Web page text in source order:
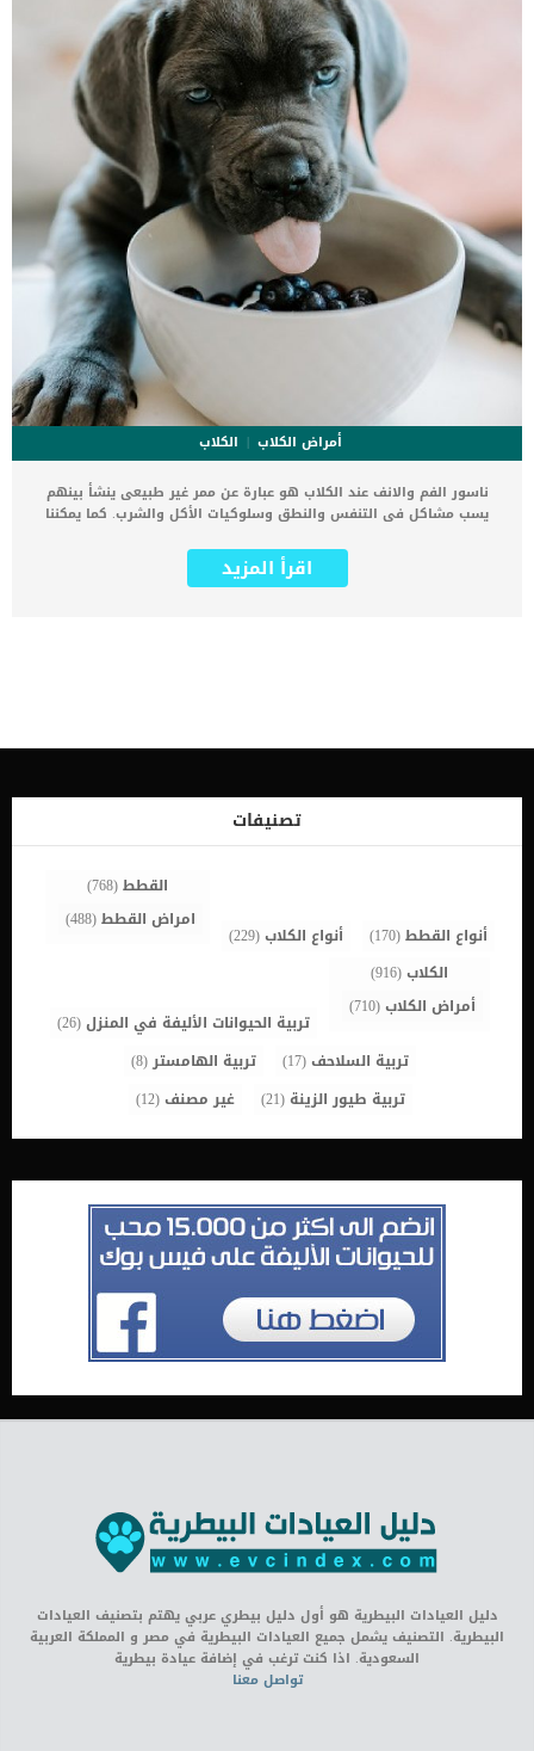
الصماء قد يؤدى الى اصابة القطط بالصلع. كذلك فرط نشاط الغدة الدرقية
من ضمن اسباب تساقط الشعر […]
أمراض الكلاب
الكلاب
ناسور الفم والانف عند الكلاب هو عبارة عن ممر غير طبيعى ينشأ بينهم
يسب مشاكل فى التنفس والنطق وسلوكيات الأكل والشرب. كما يمكننا
تجاويف. هناك مجموعة من الاسباب التى سنطلعك عليها متن خلال هذا
المقال تكمن خلف هذا الناسور ولكنها بشكل عام تحدث نتيجة إصابة أو
إلى التجويف الأنفي. اهمال هذه الحالة يتسبب في تهيج الأنف وسيلان
الكامنة خلف ناسور الفم والانف عند الكلاب تشمل أعراض الناسور الأنفي
سيلان الأنف المزمن ، مع أو بدون نزيف ، والعطس المستمر. الاسباب
الكامنة خلف الممر الانفى الفموى عند الكلاب صدمة لدغة الجروح سرطان
اقرأ المزيد
تصنيفات
أنواع القطط(170) أنواع الكلاب(229)
القطط(768)
امراض القطط(488)
الكلاب(916)
أمراض الكلاب(710)
تربية الحيوانات الأليفة في المنزل(26)
تربية السلاحف(17) تربية الهامستر(8)
تربية طيور الزينة (21) غير مصنف(12)
دليل العيادات البيطرية هو أول دليل بيطري عربي يهتم بتصنيف العيادات
البيطرية. التصنيف يشمل جميع العيادات البيطرية في مصر و المملكة العربية
السعودية. اذا كنت ترغب في إضافة عيادة بيطرية
تواصل معنا